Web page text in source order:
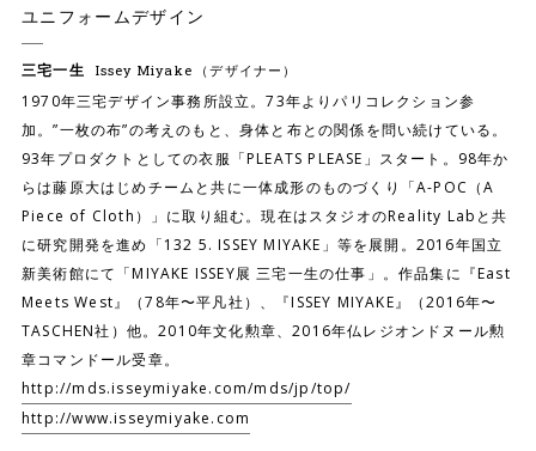
ユニフォームデザイン
三宅一生 Issey Miyake （デザイナー）
1970年三宅デザイン事務所設立。73年よりパリコレクション参
加。”一枚の布”の考えのもと、身体と布との関係を問い続けている。
93年プロダクトとしての衣服「PLEATS PLEASE」スタート。98年か
らは藤原大はじめチームと共に一体成形のものづくり「A-POC（A
Piece of Cloth）」に取り組む。現在はスタジオのReality Labと共
に研究開発を進め「132 5. ISSEY MIYAKE」等を展開。2016年国立
新美術館にて「MIYAKE ISSEY展 三宅一生の仕事」。作品集に『East
Meets West』（78年〜平凡社）、『ISSEY MIYAKE』（2016年〜
TASCHEN社）他。2010年文化勲章、2016年仏レジオンドヌール勲
章コマンドール受章。
http://mds.isseymiyake.com/mds/jp/top/
http://www.isseymiyake.com